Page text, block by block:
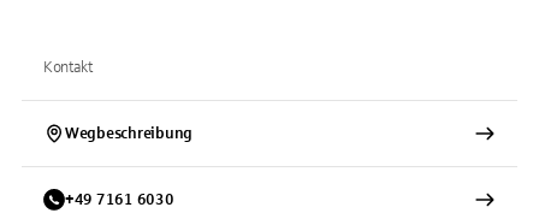
Kontakt
Wegbeschreibung
+49 7161 6030